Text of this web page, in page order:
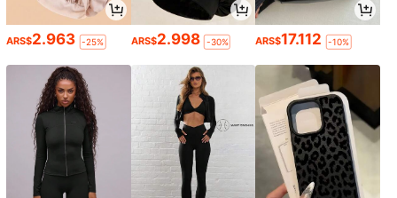
ARS$2.963 -25% ARS$2.998 -30% ARS$17.112 -10%